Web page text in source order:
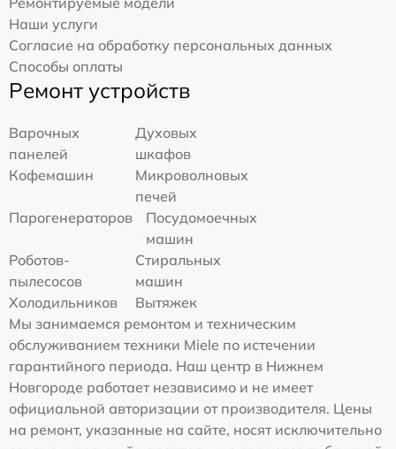
Наши услуги
Согласие на обработку персональных данных
Способы оплаты
Ремонт устройств
Варочных
панелей
Духовых
шкафов
Кофемашин
Микроволновых
печей
Парогенераторов
Посудомоечных
машин
Роботов-
пылесосов
Стиральных
машин
Холодильников
Вытяжек
Мы занимаемся ремонтом и техническим
обслуживанием техники Miele по истечении
гарантийного периода. Наш центр в Нижнем
Новгороде работает независимо и не имеет
официальной авторизации от производителя. Цены
на ремонт, указанные на сайте, носят исключительно